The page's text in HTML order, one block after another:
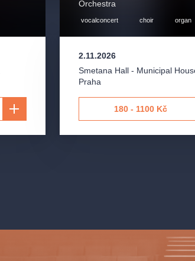
Orchestra
vocalconcert choir organ
2.11.2026
Smetana Hall - Municipal
Praha
180 - 1100 Kč